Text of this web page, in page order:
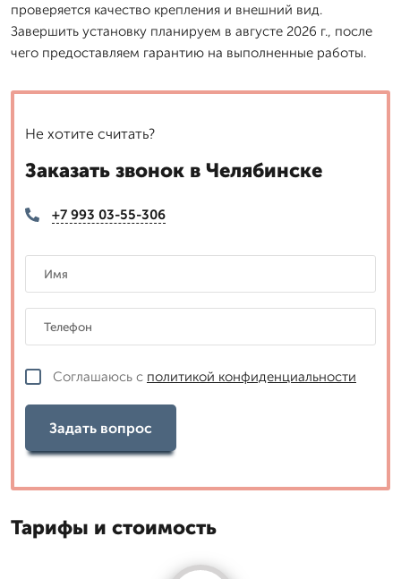
проверяется качество крепления и внешний вид.
Завершить установку планируем в августе 2026 г., после
чего предоставляем гарантию на выполненные работы.
Не хотите считать?
Заказать звонок в Челябинске
+7 993 03-55-306
Соглашаюсь с политикой конфиденциальности
Задать вопрос
Тарифы и стоимость